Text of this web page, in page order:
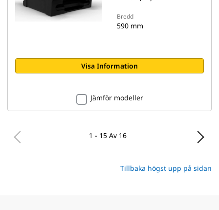
Bredd
590 mm
Visa Information
Jämför modeller
1 - 15 Av 16
Tillbaka högst upp på sidan